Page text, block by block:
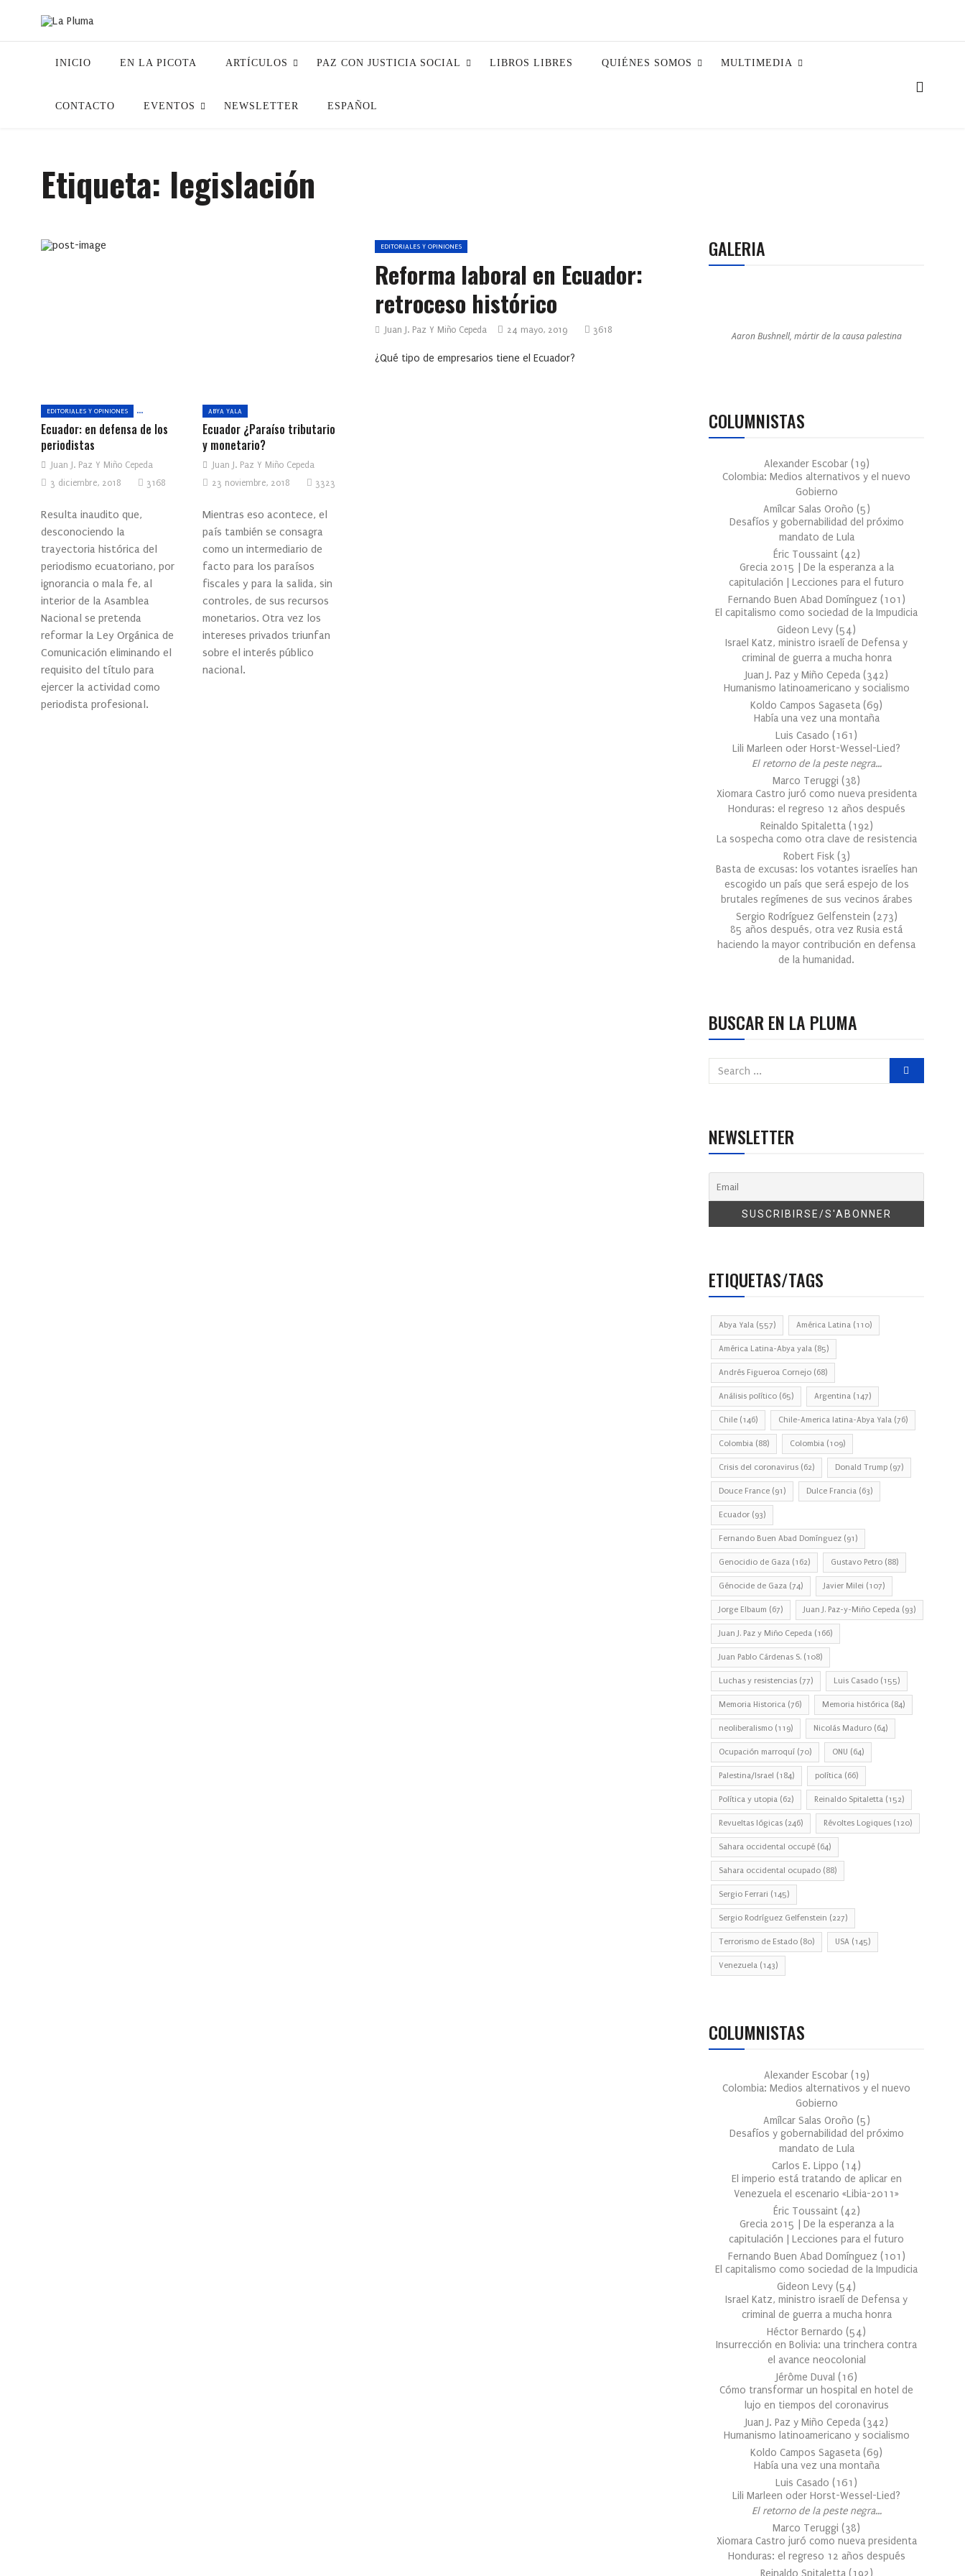
INICIO EN LA PICOTA ARTÍCULOS PAZ CON JUSTICIA SOCIAL LIBROS LIBRES QUIÉNES SOMOS MULTIMEDIA
CONTACTO EVENTOS NEWSLETTER ESPAÑOL
Etiqueta: legislación
EDITORIALES Y OPINIONES
Reforma laboral en Ecuador:
retroceso histórico
Juan J. Paz Y Miño Cepeda 24 mayo, 2019 3618
¿Qué tipo de empresarios tiene el Ecuador?
EDITORIALES Y OPINIONES
Ecuador: en defensa de los
periodistas
Juan J. Paz Y Miño Cepeda
3 diciembre, 2018
3168
Resulta inaudito que,
desconociendo la
trayectoria histórica del
periodismo ecuatoriano, por
ignorancia o mala fe, al
interior de la Asamblea
Nacional se pretenda
reformar la Ley Orgánica de
Comunicación eliminando el
requisito del título para
ejercer la actividad como
periodista profesional.
ABYA YALA
Ecuador ¿Paraíso tributario
y monetario?
Juan J. Paz Y Miño Cepeda
23 noviembre, 2018
3323
Mientras eso acontece, el
país también se consagra
como un intermediario de
facto para los paraísos
fiscales y para la salida, sin
controles, de sus recursos
monetarios. Otra vez los
intereses privados triunfan
sobre el interés público
nacional.
GALERIA
Aaron Bushnell, mártir de la causa palestina
COLUMNISTAS
Alexander Escobar (19)
Colombia: Medios alternativos y el nuevo
Gobierno
Amílcar Salas Oroño (5)
Desafíos y gobernabilidad del próximo
mandato de Lula
Éric Toussaint (42)
Grecia 2015 | De la esperanza a la
capitulación | Lecciones para el futuro
Fernando Buen Abad Domínguez (101 )
El capitalismo como sociedad de la Impudicia
Gideon Levy (54)
Israel Katz, ministro israelí de Defensa y
criminal de guerra a mucha honra
Juan J. Paz y Miño Cepeda (342)
Humanismo latinoamericano y socialismo
Koldo Campos Sagaseta (69)
Había una vez una montaña
Luis Casado (161 )
Lili Marleen oder Horst-Wessel-Lied?
El retorno de la peste negra…
Marco Teruggi (38)
Xiomara Castro juró como nueva presidenta
Honduras: el regreso 12 años después
Reinaldo Spitaletta (192)
La sospecha como otra clave de resistencia
Robert Fisk (3)
Basta de excusas: los votantes israelíes han
escogido un país que será espejo de los
brutales regímenes de sus vecinos árabes
Sergio Rodríguez Gelfenstein (273)
85 años después, otra vez Rusia está
haciendo la mayor contribución en defensa
de la humanidad.
BUSCAR EN LA PLUMA
NEWSLETTER
ETIQUETAS/TAGS
Abya Yala (557) América Latina (110)
América Latina-Abya yala (85)
Andrés Figueroa Cornejo (68)
Análisis político (65) Argentina (147)
Chile (146) Chile-America latina-Abya Yala (76)
Colombia (88) Colombia (109)
Crisis del coronavirus (62) Donald Trump (97)
Douce France (91) Dulce Francia (63)
Ecuador (93)
Fernando Buen Abad Domínguez (91)
Genocidio de Gaza (162) Gustavo Petro (88)
Génocide de Gaza (74) Javier Milei (107)
Jorge Elbaum (67) Juan J. Paz-y-Miño Cepeda (93)
Juan J. Paz y Miño Cepeda (166)
Juan Pablo Cárdenas S. (108)
Luchas y resistencias (77) Luis Casado (155)
Memoria Historica (76) Memoria histórica (84)
neoliberalismo (119) Nicolás Maduro (64)
Ocupación marroquí (70) ONU (64)
Palestina/Israel (184) política (66)
Política y utopia (62) Reinaldo Spitaletta (152)
Revueltas lógicas (246) Révoltes Logiques (120)
Sahara occidental occupé (64)
Sahara occidental ocupado (88)
Sergio Ferrari (145)
Sergio Rodríguez Gelfenstein (227)
Terrorismo de Estado (80) USA (145)
Venezuela (143)
COLUMNISTAS
Alexander Escobar (19)
Colombia: Medios alternativos y el nuevo
Gobierno
Amílcar Salas Oroño (5)
Desafíos y gobernabilidad del próximo
mandato de Lula
Carlos E. Lippo (14)
El imperio está tratando de aplicar en
Venezuela el escenario «Libia-2011»
Éric Toussaint (42)
Grecia 2015 | De la esperanza a la
capitulación | Lecciones para el futuro
Fernando Buen Abad Domínguez (101 )
El capitalismo como sociedad de la Impudicia
Gideon Levy (54)
Israel Katz, ministro israelí de Defensa y
criminal de guerra a mucha honra
Héctor Bernardo (54)
Insurrección en Bolivia: una trinchera contra
el avance neocolonial
Jérôme Duval (16)
Cómo transformar un hospital en hotel de
lujo en tiempos del coronavirus
Juan J. Paz y Miño Cepeda (342)
Humanismo latinoamericano y socialismo
Koldo Campos Sagaseta (69)
Había una vez una montaña
Luis Casado (161 )
Lili Marleen oder Horst-Wessel-Lied?
El retorno de la peste negra…
Marco Teruggi (38)
Xiomara Castro juró como nueva presidenta
Honduras: el regreso 12 años después